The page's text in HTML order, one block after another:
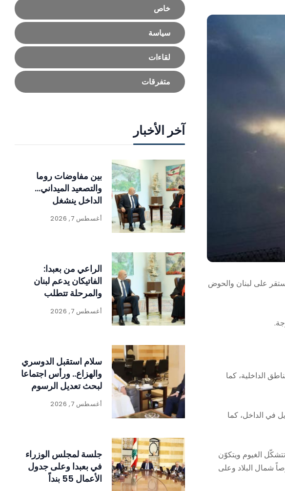
على لبنان والحوض
الداخلية، كما
في الداخل، كما
الغيوم ويتكوّن
شمال البلاد وعلى
خاص
سياسة
لقاءات
متفرقات
آخر الأخبار
بين مفاوضات روما
والتصعيد الميداني…
الداخل ينشغل
بالإصلاحات
أغسطس 7, 2026
الراعي من بعبدا:
الفاتيكان يدعم لبنان
والمرحلة تتطلب
الالتفاف حول الدولة
ومؤسساتها
أغسطس 7, 2026
سلام استقبل الدوسري
والهزاع.. ورأس اجتماعا
لبحث تعديل الرسوم
على المواد المنتجة
للنفايات
أغسطس 7, 2026
جلسة لمجلس الوزراء
في بعبدا وعلى جدول
الأعمال 55 بنداً